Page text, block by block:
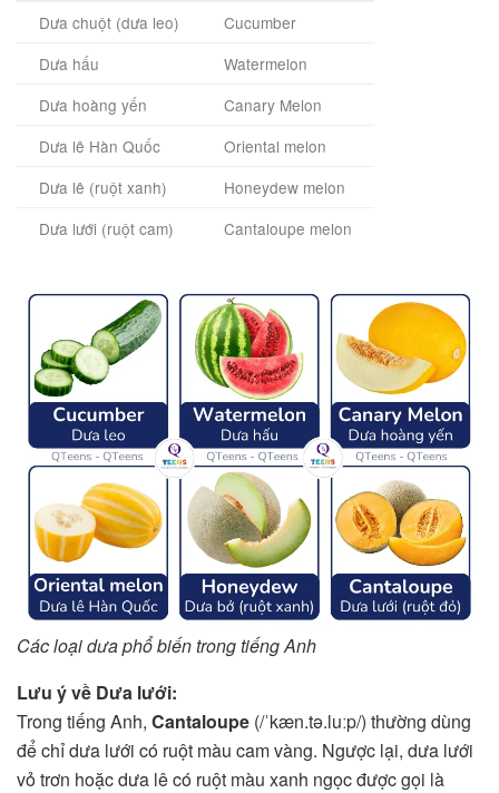
Dưa chuột (dưa leo)
Cucumber
Dưa hấu
Watermelon
Dưa hoàng yến
Canary Melon
Dưa lê Hàn Quốc
Oriental melon
Dưa lê (ruột xanh)
Honeydew melon
Dưa lưới (ruột cam)
Cantaloupe melon
Các loại dưa phổ biến trong tiếng Anh
Lưu ý về Dưa lưới:
Trong tiếng Anh, Cantaloupe (/ˈkæn.tə.luːp/) thường dùng
để chỉ dưa lưới có ruột màu cam vàng. Ngược lại, dưa lưới
vỏ trơn hoặc dưa lê có ruột màu xanh ngọc được gọi là